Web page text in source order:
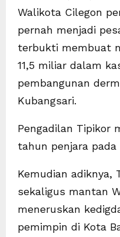
Walikota Cilegon
pernah menjadi
terbukti membuat
11,5 miliar dalam
pembangunan
Kubangsari.
Pengadilan Tipikor
tahun penjara pada
Kemudian adiknya,
sekaligus mantan
meneruskan
pemimpin di Kota